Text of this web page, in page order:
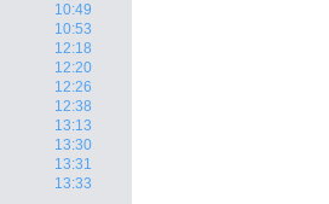
10:49
10:53
12:18
12:20
12:26
12:38
13:13
13:30
13:31
13:33